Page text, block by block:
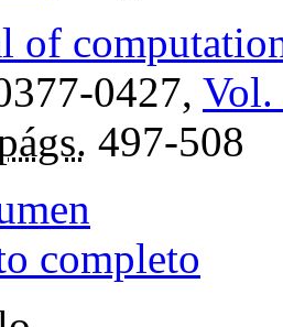
of
0427, Vol.
497-508
completo